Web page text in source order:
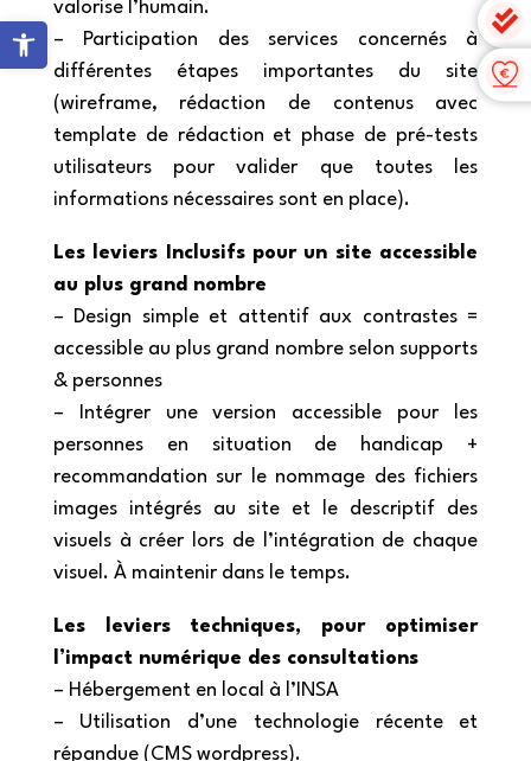
Ouvrir la barre d’outils
valorise l’humain.
– Participation des services concernés à
différentes étapes importantes du site
(wireframe, rédaction de contenus avec
template de rédaction et phase de pré-tests
utilisateurs pour valider que toutes les
informations nécessaires sont en place).
Les leviers Inclusifs pour un site accessible
au plus grand nombre
– Design simple et attentif aux contrastes =
accessible au plus grand nombre selon supports
& personnes
– Intégrer une version accessible pour les
personnes en situation de handicap +
recommandation sur le nommage des fichiers
images intégrés au site et le descriptif des
visuels à créer lors de l’intégration de chaque
visuel. À maintenir dans le temps.
Les leviers techniques, pour optimiser
l’impact numérique des consultations
– Hébergement en local à l’INSA
– Utilisation d’une technologie récente et
répandue (CMS wordpress).